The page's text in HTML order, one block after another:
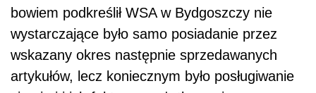
bowiem podkreślił WSA w Bydgoszczy nie
wystarczające było samo posiadanie przez
wskazany okres następnie sprzedawanych
artykułów, lecz koniecznym było posługiwanie